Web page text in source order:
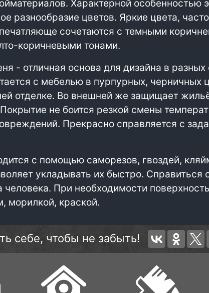
Характерной особенностью
разнообразие цветов. Яркие цвета,
сочетаются с темными
коричневыми тонами.
- отличная основа для дизайна в разных
с мебелью в пурпурных, черничных
отделке. Во внешней же защищает
не боится резкой смены
Прекрасно справляется с
с помощью саморезов, гвоздей,
укладывать их быстро. Справиться
При необходимости
морилкой, краской.
себе, чтобы не забыть!